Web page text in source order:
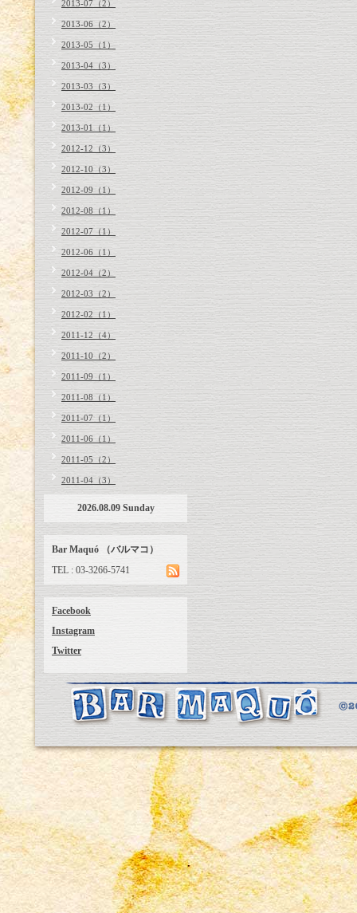
2013-07（2）
2013-06（2）
2013-05（1）
2013-04（3）
2013-03（3）
2013-02（1）
2013-01（1）
2012-12（3）
2012-10（3）
2012-09（1）
2012-08（1）
2012-07（1）
2012-06（1）
2012-04（2）
2012-03（2）
2012-02（1）
2011-12（4）
2011-10（2）
2011-09（1）
2011-08（1）
2011-07（1）
2011-06（1）
2011-05（2）
2011-04（3）
2026.08.09 Sunday
Bar Maquó （バルマコ）
TEL : 03-3266-5741
Facebook
Instagram
Twitter